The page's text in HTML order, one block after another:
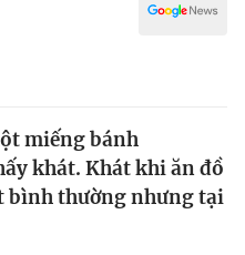
miếng bánh
khát. Khát khi ăn đồ
bình thường nhưng tại